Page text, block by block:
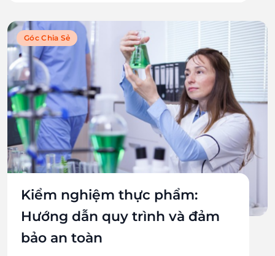
Góc Chia Sẻ
Kiểm nghiệm thực phẩm:
Hướng dẫn quy trình và đảm
bảo an toàn